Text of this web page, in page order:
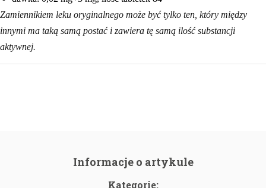
Zamiennikiem leku oryginalnego może być tylko ten, który między
innymi ma taką samą postać i zawiera tę samą ilość substancji
aktywnej.
Informacje o artykule
Kategorie: